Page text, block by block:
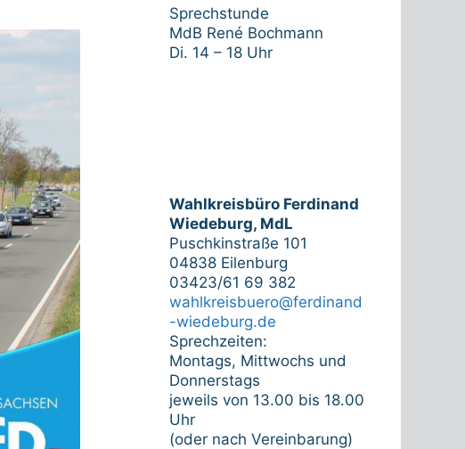
Sprechstunde
MdB René Bochmann
Di. 14 – 18 Uhr
Wahlkreisbüro Ferdinand
Wiedeburg, MdL
Puschkinstraße 101
04838 Eilenburg
03423/61 69 382
wahlkreisbuero@ferdinand
-wiedeburg.de
Sprechzeiten:
Montags, Mittwochs und
Donnerstags
jeweils von 13.00 bis 18.00
Uhr
(oder nach Vereinbarung)